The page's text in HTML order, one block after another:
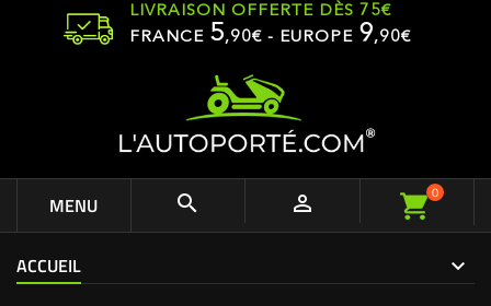
LIVRAISON OFFERTE DÈS 75€
FRANCE 5,90€ - EUROPE 9,90€
MENU   0
ACCUEIL